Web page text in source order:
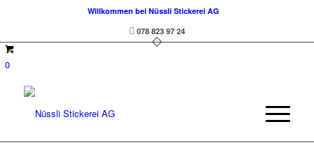
Willkommen bei Nüssli Stickerei AG
078 823 97 24
0